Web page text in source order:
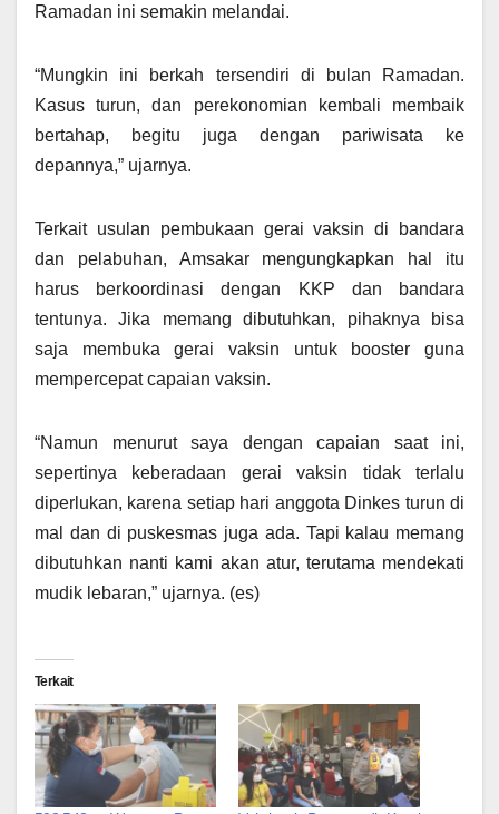
Ramadan ini semakin melandai.
“Mungkin ini berkah tersendiri di bulan Ramadan.
Kasus turun, dan perekonomian kembali membaik
bertahap, begitu juga dengan pariwisata ke
depannya,” ujarnya.
Terkait usulan pembukaan gerai vaksin di bandara
dan pelabuhan, Amsakar mengungkapkan hal itu
harus berkoordinasi dengan KKP dan bandara
tentunya. Jika memang dibutuhkan, pihaknya bisa
saja membuka gerai vaksin untuk booster guna
mempercepat capaian vaksin.
“Namun menurut saya dengan capaian saat ini,
sepertinya keberadaan gerai vaksin tidak terlalu
diperlukan, karena setiap hari anggota Dinkes turun di
mal dan di puskesmas juga ada. Tapi kalau memang
dibutuhkan nanti kami akan atur, terutama mendekati
mudik lebaran,” ujarnya. (es)
Terkait